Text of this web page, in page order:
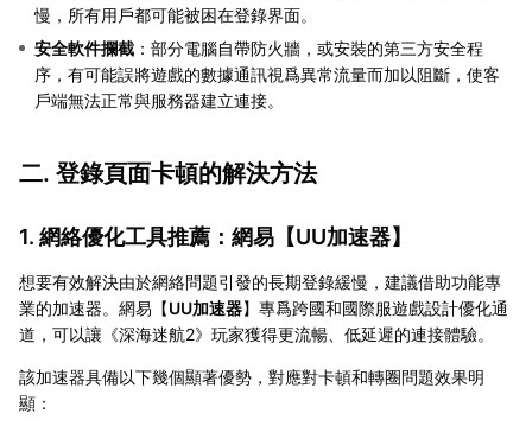
慢，所有用戶都可能被困在登錄界面。
安全軟件攔截 ：部分電腦自帶防火牆，或安裝的第三方安全程
序，有可能誤將遊戲的數據通訊視爲異常流量而加以阻斷，使客
戶端無法正常與服務器建立連接。
二. 登錄頁面卡頓的解決方法
1. 網絡優化工具推薦：網易【UU加速器】
想要有效解決由於網絡問題引發的長期登錄緩慢，建議借助功能專
業的加速器。網易【UU加速器】專爲跨國和國際服遊戲設計優化通
道，可以讓《深海迷航2》玩家獲得更流暢、低延遲的連接體驗。
該加速器具備以下幾個顯著優勢，對應對卡頓和轉圈問題效果明
顯：